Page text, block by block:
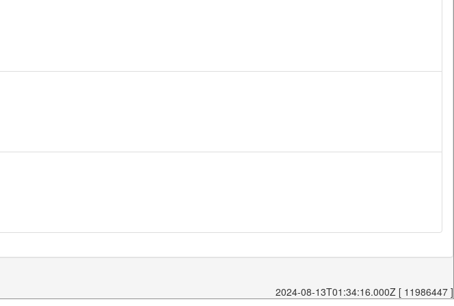
2024-08-13T01:34:16.000Z [ 11986447 ]